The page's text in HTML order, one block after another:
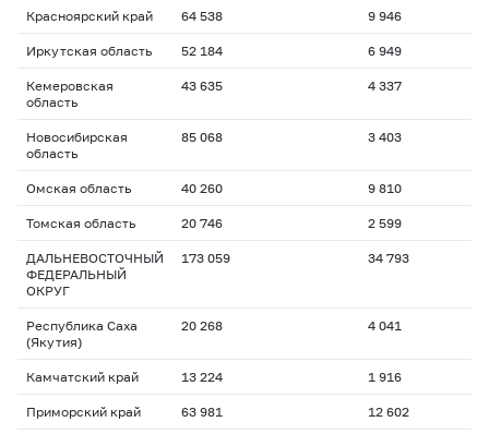
Красноярский край 64 538 9 946
Иркутская область 52 184 6 949
Кемеровская
область
43 635 4 337
Новосибирская
область
85 068 3 403
Омская область 40 260 9 810
Томская область 20 746 2 599
ДАЛЬНЕВОСТОЧНЫЙ
ФЕДЕРАЛЬНЫЙ
ОКРУГ
173 059 34 793
Республика Саха
(Якутия)
20 268 4 041
Камчатский край 13 224 1 916
Приморский край 63 981 12 602